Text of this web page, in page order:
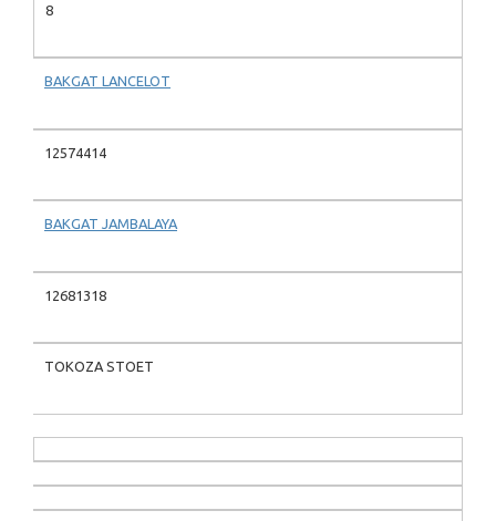
8
BAKGAT LANCELOT
12574414
BAKGAT JAMBALAYA
12681318
TOKOZA STOET